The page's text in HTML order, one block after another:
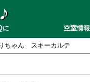
に 空室情報
ちゃん スキーカルテ